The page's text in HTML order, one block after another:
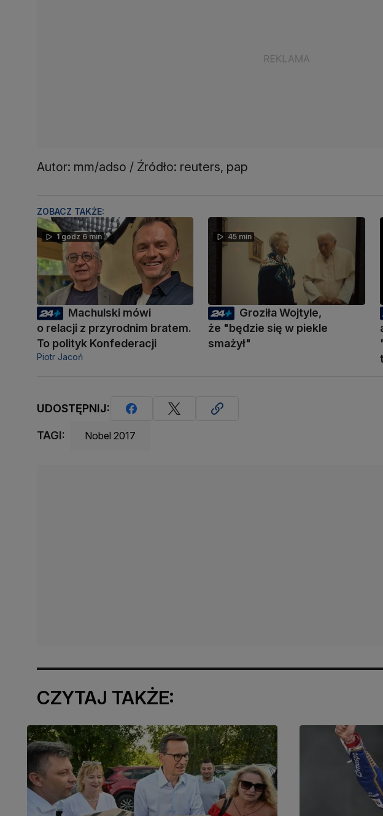
Autor: mm/adso / Źródło: reuters, pap
ZOBACZ TAKŻE:
1 godz 6 min
Machulski mówi
o relacji z przyrodnim bratem.
To polityk Konfederacji
Piotr Jacoń
45 min
Groziła Wojtyle,
że "będzie się w piekle
smażył"
UDOSTĘPNIJ:
TAGI: Nobel 2017
CZYTAJ TAKŻE: